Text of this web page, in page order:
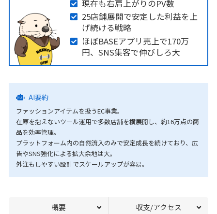
現在も右肩上がりのPV数
25店舗展開で安定した利益を上
げ続ける戦略
ほぼBASEアプリ売上で170万
円、SNS集客で伸びしろ大
AI要約
ファッションアイテムを扱うEC事業。
在庫を抱えないツール運用で多数店舗を横展開し、約16万点の商
品を効率管理。
プラットフォーム内の自然流入のみで安定成長を続けており、広
告やSNS強化による拡大余地は大。
外注もしやすい設計でスケールアップが容易。
概要 収支/アクセス